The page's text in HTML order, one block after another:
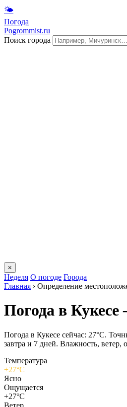
🌤
Погода
Pogrommist.ru
Поиск города
×
Неделя О погоде Города
Главная › Определение
Погода в Кукесе
Погода в Кукесе сейчас: 27°C.
завтра и 7 дней. Влажность, ветер,
Температура
+27°C
Ясно
Ощущается
+27°C
Ветер